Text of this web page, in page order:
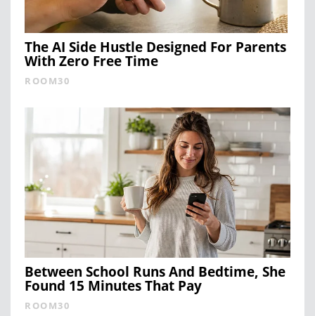
The AI Side Hustle Designed For Parents
With Zero Free Time
ROOM30
Between School Runs And Bedtime, She
Found 15 Minutes That Pay
ROOM30